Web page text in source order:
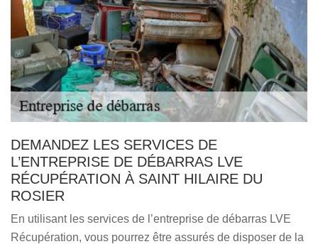
DEMANDEZ LES SERVICES DE
L’ENTREPRISE DE DÉBARRAS LVE
RÉCUPÉRATION À SAINT HILAIRE DU
ROSIER
En utilisant les services de l’entreprise de débarras LVE
Récupération, vous pourrez être assurés de disposer de la